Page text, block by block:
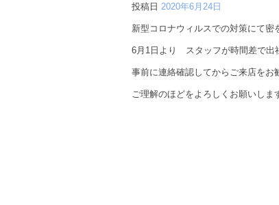
投稿日 2020年6月24日
新型コロナウィルスでの対策にて
6月1日より スタッフが時間差で出
事前に連絡確認してからご来店をお
ご理解のほどをよろしくお願いしま